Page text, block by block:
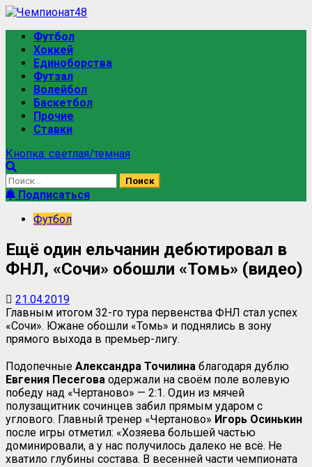
Футбол
Хоккей
Единоборства
Футзал
Волейбол
Баскетбол
Прочие
Ставки
Кнопка: светлая/темная
Подписаться
Футбол
Ещё один ельчанин дебютировал в
ФНЛ, «Сочи» обошли «Томь» (видео)
21.04.2019
Главным итогом 32-го тура первенства ФНЛ стал успех
«Сочи». Южане обошли «Томь» и поднялись в зону
прямого выхода в премьер-лигу.
Подопечные Александра Точилина благодаря дублю
Евгения Песегова одержали на своём поле волевую
победу над «Чертаново» — 2:1. Один из мячей
полузащитник сочинцев забил прямым ударом с
углового. Главный тренер «Чертаново» Игорь Осинькин
после игры отметил: «Хозяева большей частью
доминировали, а у нас получилось далеко не всё. Не
хватило глубины состава. В весенней части чемпионата